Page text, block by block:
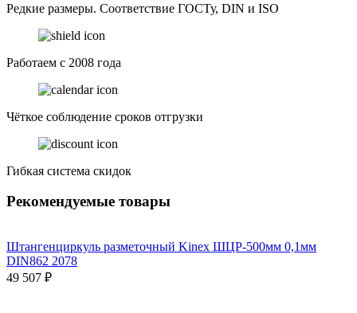
Редкие размеры. Соответствие ГОСТу, DIN и ISO
Работаем с 2008 года
Чёткое соблюдение сроков отгрузки
Гибкая система скидок
Рекомендуемые товары
Штангенциркуль разметочный Kinex ШЦР-500мм 0,1мм
DIN862 2078
49 507 ₽